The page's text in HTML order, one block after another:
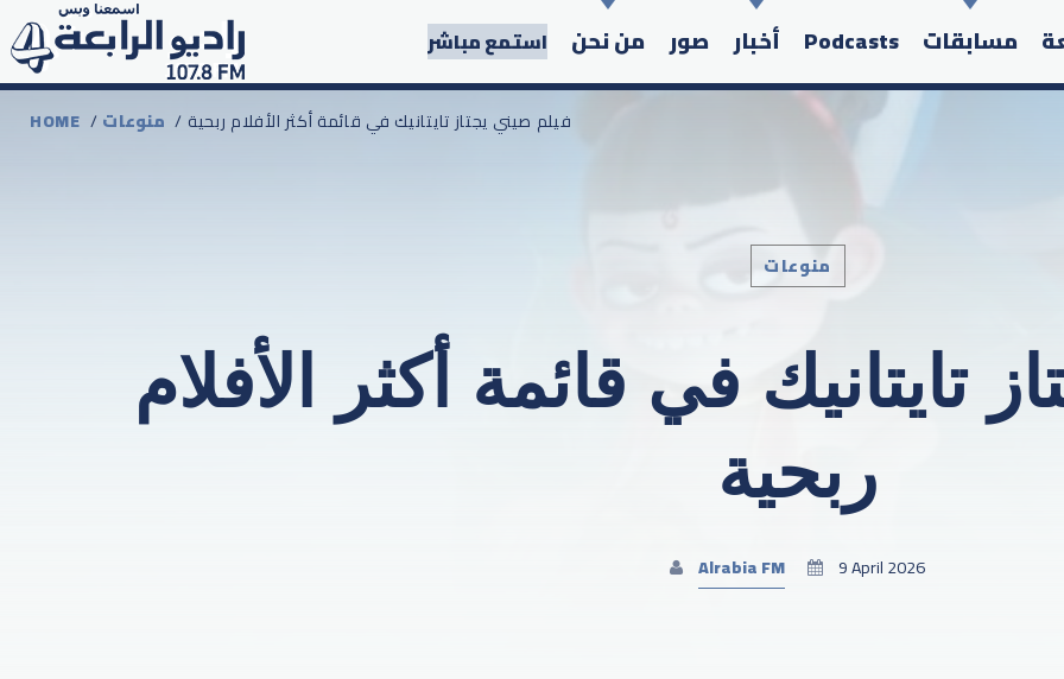
مسابقات Podcasts أخبار صور من نحن استمع مباشر
Search in the website:
HOME /منوعات / فيلم صيني يجتاز تايتانيك في قائمة أكثر الأفلام ربحية
منوعات
تايتانيك في قائمة أكثر الأفلام
ربحية
Alrabia FM 9 April 2026